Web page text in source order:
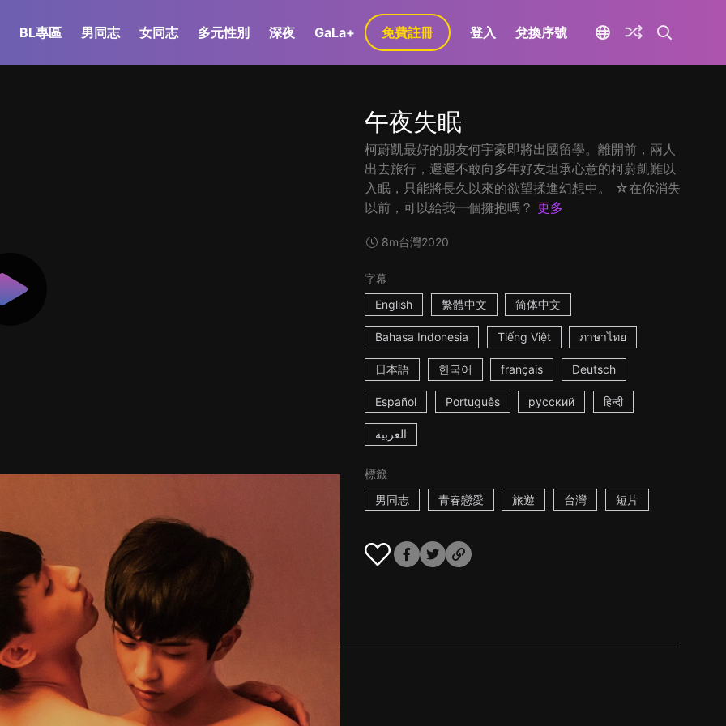
BL專區 男同志 女同志 多元性別 深夜 GaLa+ 免費註冊 登入 兌換序號
午夜失眠
柯蔚凱最好的朋友何宇豪即將出國留學。離開前，兩人
出去旅行，遲遲不敢向多年好友坦承心意的柯蔚凱難以
入眠，只能將長久以來的欲望揉進幻想中。 ☆在你消失
以前，可以給我一個擁抱嗎？ 更多
8m台灣2020
字幕
English
繁體中文 简体中文
Bahasa Indonesia Tiếng Việt ภาษาไทย
日本語 한국어 français Deutsch
Español Português русский हिन्दी
العربية
標籤
男同志
青春戀愛 旅遊 台灣 短片